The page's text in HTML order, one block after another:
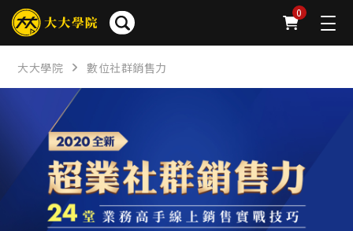
0
簡介 章節 問卷 FAQ
大大學院 數位社群銷售力